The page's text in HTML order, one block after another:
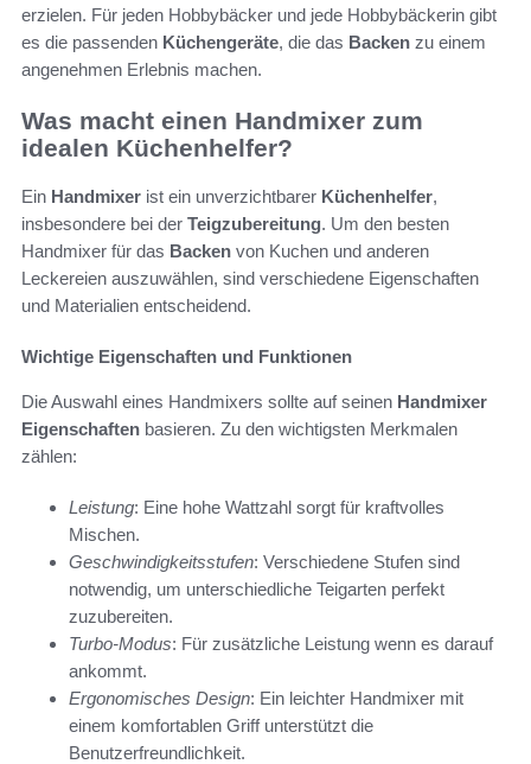
erzielen. Für jeden Hobbybäcker und jede Hobbybäckerin gibt
es die passenden Küchengeräte, die das Backen zu einem
angenehmen Erlebnis machen.
Was macht einen Handmixer zum
idealen Küchenhelfer?
Ein Handmixer ist ein unverzichtbarer Küchenhelfer,
insbesondere bei der Teigzubereitung. Um den besten
Handmixer für das Backen von Kuchen und anderen
Leckereien auszuwählen, sind verschiedene Eigenschaften
und Materialien entscheidend.
Wichtige Eigenschaften und Funktionen
Die Auswahl eines Handmixers sollte auf seinen Handmixer
Eigenschaften basieren. Zu den wichtigsten Merkmalen
zählen:
Leistung: Eine hohe Wattzahl sorgt für kraftvolles
Mischen.
Geschwindigkeitsstufen: Verschiedene Stufen sind
notwendig, um unterschiedliche Teigarten perfekt
zuzubereiten.
Turbo-Modus: Für zusätzliche Leistung wenn es darauf
ankommt.
Ergonomisches Design: Ein leichter Handmixer mit
einem komfortablen Griff unterstützt die
Benutzerfreundlichkeit.